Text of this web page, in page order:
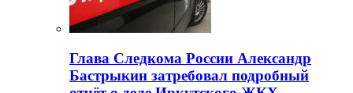
Глава Следкома России Александр
Бастрыкин затребовал подробный